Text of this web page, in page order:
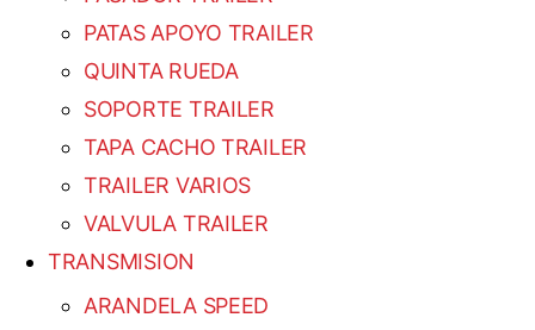
PATAS APOYO TRAILER
QUINTA RUEDA
SOPORTE TRAILER
TAPA CACHO TRAILER
TRAILER VARIOS
VALVULA TRAILER
TRANSMISION
ARANDELA SPEED